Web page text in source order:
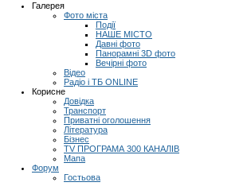
Галерея
Фото міста
Події
НАШЕ МІСТО
Давні фото
Панорамні 3D фото
Вечірні фото
Відео
Радіо і ТБ ONLINE
Корисне
Довідка
Транспорт
Приватні оголошення
Література
Бізнес
TV ПРОГРАМА 300 КАНАЛІВ
Мапа
Форум
Гостьова